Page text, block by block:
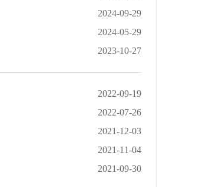
2024-09-29
2024-05-29
2023-10-27
2022-09-19
2022-07-26
2021-12-03
2021-11-04
2021-09-30